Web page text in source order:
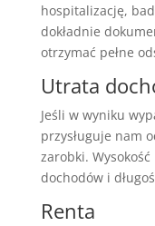
hospitalizację,
dokładnie
otrzymać pełne
Utrata
Jeśli w wyniku
przysługuje nam
zarobki.
dochodów i
Renta